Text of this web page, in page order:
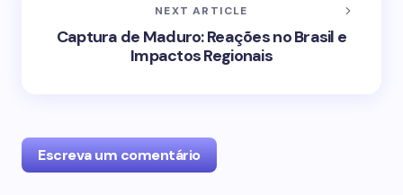
NEXT ARTICLE
Captura de Maduro: Reações no Brasil e
Impactos Regionais
Escreva um comentário